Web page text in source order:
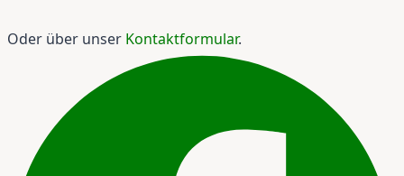
Oder über unser Kontaktformular.